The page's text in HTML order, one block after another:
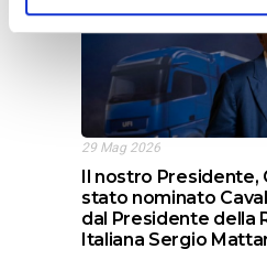
29 Mag 2026
Il nostro Presidente,
stato nominato
dal Presidente della
Italiana Sergio